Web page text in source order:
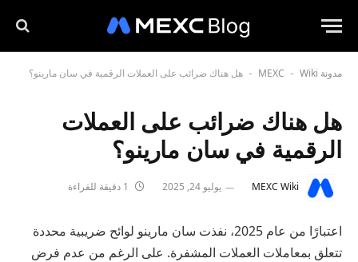
مدونة MEXC - Wiki
- هل هناك ضرائب على العملات الرقمية في سان مارينو؟
هل هناك ضرائب على العملات
الرقمية في سان مارينو؟
MEXC Wiki يوليو 24, 2025
اعتبارًا من عام 2025، نفذت سان مارينو لوائح ضريبية محددة
تتعلق بمعاملات العملات المشفرة. على الرغم من عدم فرض